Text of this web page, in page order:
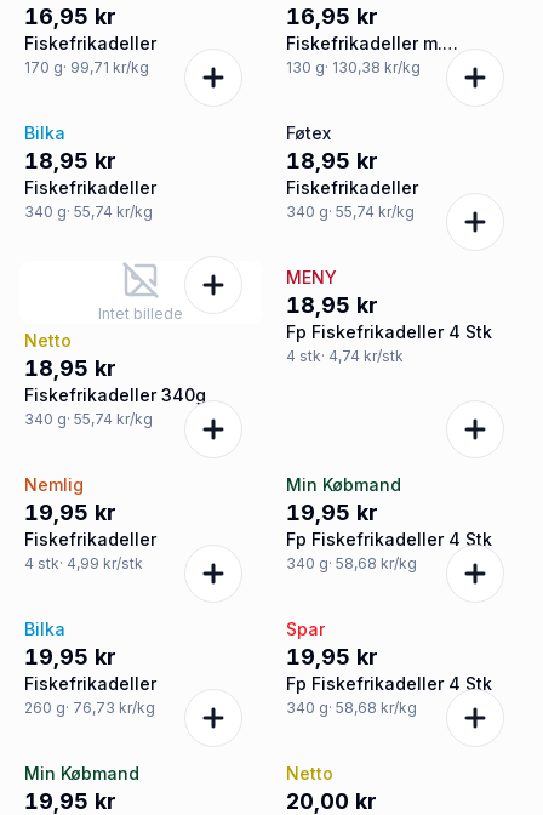
16,95 kr
Fiskefrikadeller
170 g· 99,71 kr/kg
16,95 kr
Fiskefrikadeller m.
forårsløg
130 g· 130,38 kr/kg
Bilka
18,95 kr
Fiskefrikadeller
340 g· 55,74 kr/kg
Føtex
18,95 kr
Fiskefrikadeller
340 g· 55,74 kr/kg
Intet billede
Netto
18,95 kr
Fiskefrikadeller 340g
340 g· 55,74 kr/kg
MENY
18,95 kr
Fp Fiskefrikadeller 4 Stk
4 stk· 4,74 kr/stk
Nemlig
19,95 kr
Fiskefrikadeller
4 stk· 4,99 kr/stk
Min Købmand
19,95 kr
Fp Fiskefrikadeller 4 Stk
340 g· 58,68 kr/kg
Bilka
19,95 kr
Fiskefrikadeller
260 g· 76,73 kr/kg
Spar
19,95 kr
Fp Fiskefrikadeller 4 Stk
340 g· 58,68 kr/kg
Min Købmand
19,95 kr
Netto
20,00 kr